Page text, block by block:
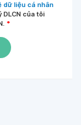
dữ liệu cá nhân
DLCN của tôi
*